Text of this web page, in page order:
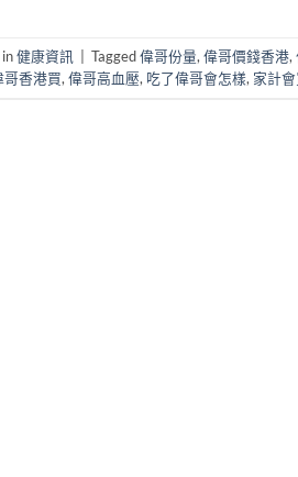
健康資訊 Tagged偉哥份量,偉哥價錢香港,
哥香港買,偉哥高血壓, 吃了偉哥會怎樣, 家計